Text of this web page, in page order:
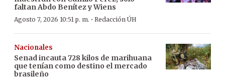
faltan Abdo Benítez y Wiens
Agosto 7, 2026 10:51 p. m. · Redacción ÚH
Nacionales
Senad incauta 728 kilos de marihuana
que tenían como destino el mercado
brasileño